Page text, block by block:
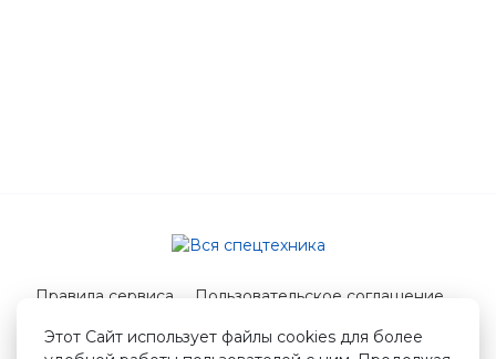
Этот Сайт использует файлы cookies для более
Правила сервиса
Пользовательское соглашение